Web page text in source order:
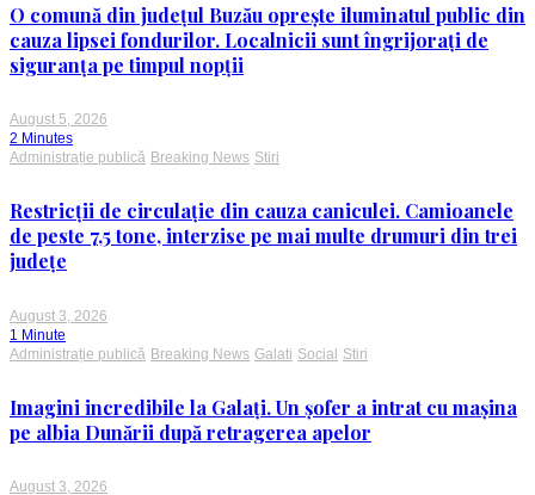
O comună din județul Buzău oprește iluminatul public din
cauza lipsei fondurilor. Localnicii sunt îngrijorați de
siguranța pe timpul nopții
August 5, 2026
2 Minutes
Administrație publică Breaking News Stiri
Restricții de circulație din cauza caniculei. Camioanele
de peste 7,5 tone, interzise pe mai multe drumuri din trei
județe
August 3, 2026
1 Minute
Administrație publică Breaking News Galati Social Stiri
Imagini incredibile la Galați. Un șofer a intrat cu mașina
pe albia Dunării după retragerea apelor
August 3, 2026